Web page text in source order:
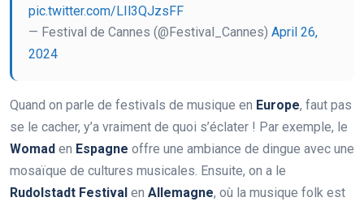
pic.twitter.com/LIl3QJzsFF
— Festival de Cannes (@Festival_Cannes) April 26,
2024
Quand on parle de festivals de musique en Europe, faut pas
se le cacher, y’a vraiment de quoi s’éclater ! Par exemple, le
Womad en Espagne offre une ambiance de dingue avec une
mosaïque de cultures musicales. Ensuite, on a le
Rudolstadt Festival en Allemagne, où la musique folk est